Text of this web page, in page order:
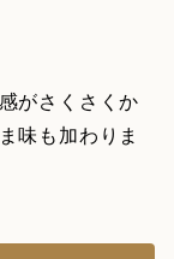
がさくさくか
味も加わりま